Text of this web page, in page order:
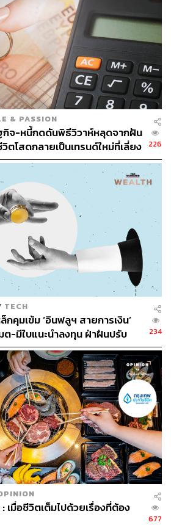
ก็ค่อย ๆ เปลี่ยนกลับไปที่ชีวิตของคน
ดกันอย่างอบอุ่น แทนที่จะบอกว่า
คั่งคือการครอบครองโลกให้ได้มาก
นดูกลับมาสู่โลกที่เล็กกว่า เรียบง่าย
กว่า นั่นคือครอบครัว ความ
อยากดูแลให้ดีที่สุด
ด้ดี คือการนิยาม “Wealth” ใหม่ให้
ต่คือการรู้ว่า “โลกใบไหน” สำคัญกับ
ทาง การแสวงหา และสิ่งของมีค่าเป็น
ๆ เผยให้เห็นว่าความมั่งคั่งมีความ
เราดูแลสิ่งที่รักได้ดีขึ้น ไม่ว่าจะเป็น
หรือชีวิตในแบบที่เราเลือกเอง
คนดูไปสู่คำตอบทางการเงิน โดย
นตัวนำ เพื่อให้เราถามตัวเองว่า
ยากปกป้องอะไรไว้ให้นานที่สุด? เรา
บของเราเอง?
ฆษณาเรื่องนี้จึงสื่อสารถึงความ
& PASSION
กิจ-หนี้กดดันพิธีวิวาห์หลุดจากฝัน
ตโสดกลายเป็นเทรนด์ใหม่ที่เลี่ยง
226
TECH
คุมเข้ม ‘อินฟลูฯ สายการเงิน’
ต-มีใบแนะนำลงทุน ฝ่าฝืนปรับ
234
เมื่อชีวิตเต็มไปด้วยเรื่องที่ต้อง
677